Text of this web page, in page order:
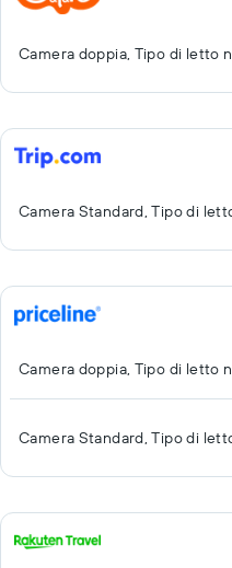
Camera doppia, Tipo di letto
Camera Standard, Tipo di
Camera doppia, Tipo di letto
Camera Standard, Tipo di